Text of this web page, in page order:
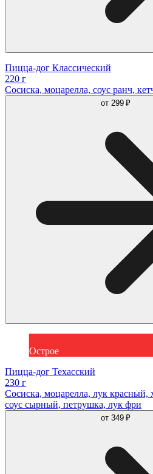
Пицца-дог Классический
220 г
Сосиcка, моцарелла, соус ранч,
от 299 ₽
Острое
Пицца-дог Техасский
230 г
Сосиcка, моцарелла, лук красный,
соус сырный, петрушка, лук фри
от 349 ₽